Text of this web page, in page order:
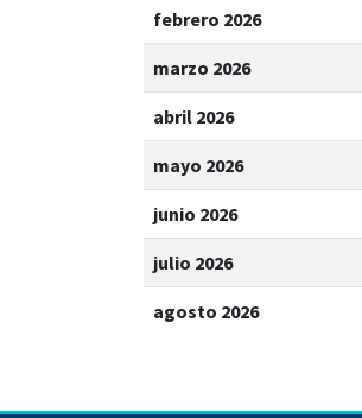
febrero 2026
marzo 2026
abril 2026
mayo 2026
junio 2026
julio 2026
agosto 2026